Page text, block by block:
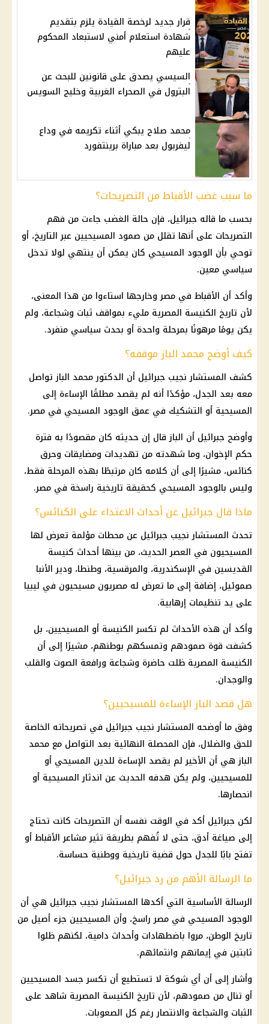
قرار جديد لرخصة القيادة يلزم بتقديم
شهادة استعلام أمني لاستبعاد المحكوم
عليهم
السيسي يصدق على قانونين للبحث عن
البترول في الصحراء الغربية وخليج السويس
محمد صلاح يبكي أثناء تكريمه في وداع
ليفربول بعد مباراة برينتفورد
ما سبب غضب الأقباط من التصريحات؟
بحسب ما قاله جبرائيل، فإن حالة الغضب جاءت من فهم
التصريحات على أنها تقلل من صمود المسيحيين عبر التاريخ، أو
توحي بأن الوجود المسيحي كان يمكن أن ينتهي لولا تدخل
سياسي معين.
وأكد أن الأقباط في مصروخارجها استاءوا من هذا المعنى،
لأن تاريخ الكنيسة المصرية مليء بمواقف ثبات وشجاعة، ولم
يكن يومًا مرهونًا بمرحلة واحدة أو بحدث سياسي منفرد.
كيف أوضح محمد الباز موقفه؟
كشف المستشار نجيب جبرائيل أن الدكتورمحمد البازتواصل
معه بعد الجدل، مؤكدًا أنه لم يقصد مطلقًا الإساءة إلى
المسيحية أو التشكيك في عمق الوجود المسيحي في مصر.
وأوضح جبرائيل أن الباز قال إن حديثه كان مقصودًا به فترة
حكم الإخوان، وما شهدته من تهديدات ومضايقات وحرق
كنائس، مشيرًا إلى أن كلامه كان مرتبطًا بهذه المرحلة فقط،
وليس بالوجود المسيحي كحقيقة تاريخية راسخة في مصر.
ماذا قال جبرائيل عن أحداث الاعتداء على الكنائس؟
تحدث المستشار نجيب جبرائيل عن محطات مؤلمة تعرض لها
المسيحيون في العصر الحديث، من بينها أحداث كنيسة
القديسين في الإسكندرية، والمرقسية، وطنطا، ودير الأنبا
صموئيل، إضافة إلى ما تعرض له مصريون مسيحيون في ليبيا
على يد تنظيمات إرهابية.
وأكد أن هذه الأحداث لم تكسرالكنيسة أو المسيحيين، بل
كشفت قوة صمودهم وتمسكهم بوطنهم، مشيرًا إلى أن
الكنيسة المصرية ظلت حاضرة وشجاعة ورافعة الصوت والقلب
والوجدان.
هل قصد الباز الإساءة للمسيحيين؟
وفق ما أوضحه المستشار نجيب جبرائيل في تصريحاته الخاصة
للحق والضلال، فإن المحصلة النهائية بعد التواصل معمحمد
البازهي أن الأخير لم يقصد الإساءة للدين المسيحي أو
للمسيحيين، ولم يكن هدفه الحديث عن اندثار المسيحية أو
انحصارها.
لكن جبرائيل أكد في الوقت نفسه أن التصريحات كانت تحتاج
إلى صياغة أدق، حتى لا تُفهم بطريقة تثير مشاعر الأقباط أو
تفتح بابًا للجدل حول قضية تاريخية ووطنية حساسة.
ما الرسالة الأهم من رد جبرائيل؟
الرسالة الأساسية التي أكدها المستشار نجيب جبرائيل هي أن
الوجود المسيحي في مصرراسخ، وأن المسيحيين جزء أصيل من
تاريخ الوطن، مروا باضطهادات وأحداث دامية، لكنهم ظلوا
ثابتين في إيمانهم وانتمائهم.
وأشار إلى أن أي شوكة لا تستطيع أن تكسر جسد المسيحيين
أو تنال من صمودهم، لأن تاريخ الكنيسة المصرية شاهد على
الثبات والشجاعة والانتصار رغم كل الصعوبات.